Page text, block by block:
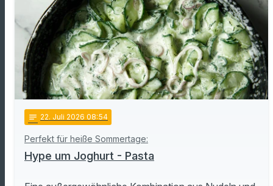
notes 22. Juli 2026 08:54
Perfekt für heiße Sommertage:
Hype um Joghurt - Pasta